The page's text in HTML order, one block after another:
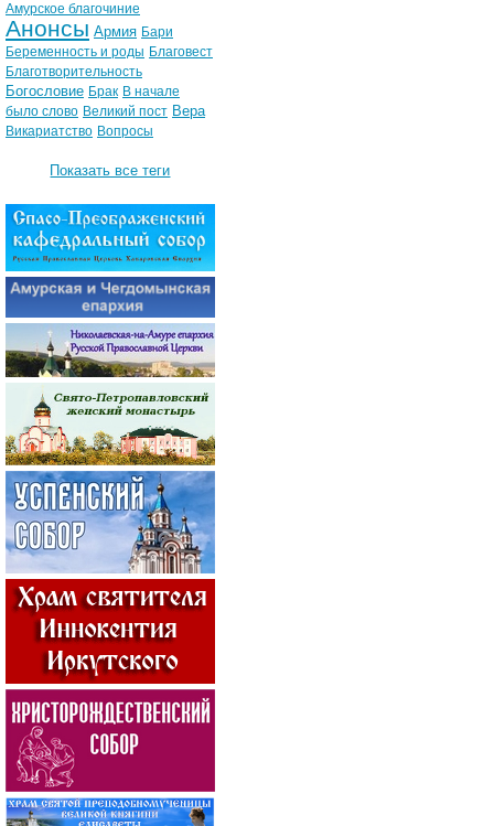
Амурское благочиние
Анонсы Армия Бари
Беременность и роды Благовест
Благотворительность
Богословие Брак В начале
было слово Великий пост Вера
Викариатство Вопросы
Показать все теги